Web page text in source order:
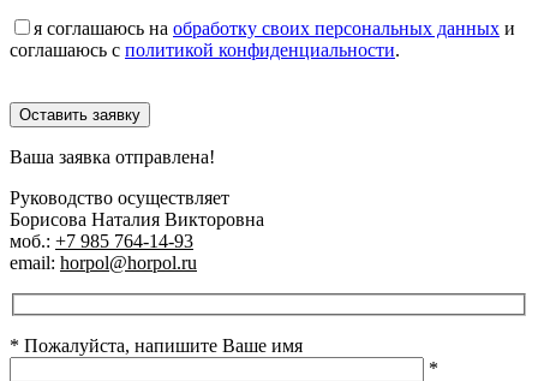
я соглашаюсь на обработку своих персональных данных и
соглашаюсь с политикой конфиденциальности.
Оставить заявку
Ваша заявка отправлена!
Руководство осуществляет
Борисова Наталия Викторовна
моб.: +7 985 764-14-93
email: horpol@horpol.ru
* Пожалуйста, напишите Ваше имя
*